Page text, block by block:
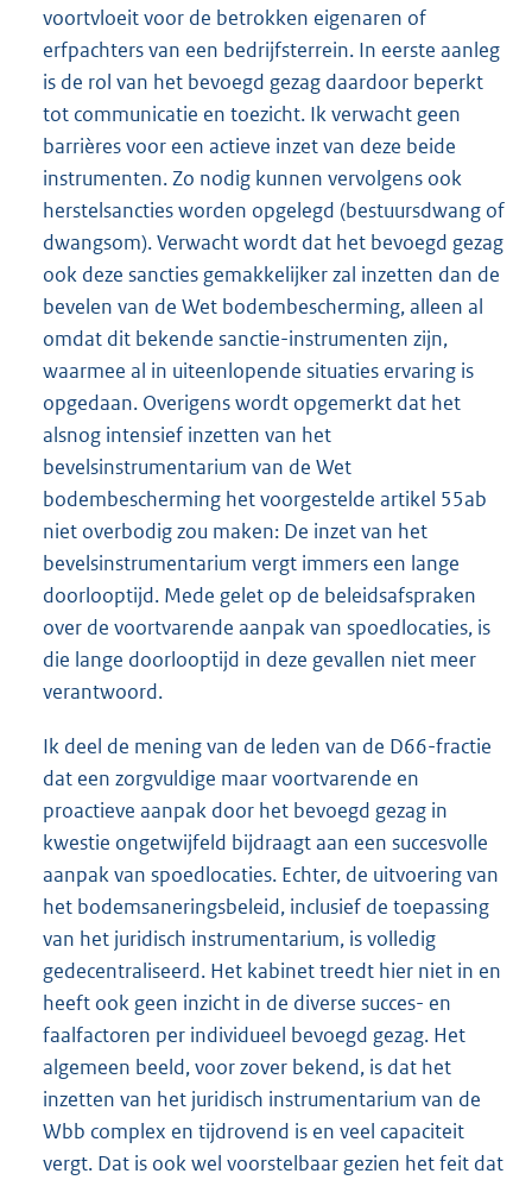
voortvloeit voor de betrokken eigenaren of
erfpachters van een bedrijfsterrein. In eerste aanleg
is de rol van het bevoegd gezag daardoor beperkt
tot communicatie en toezicht. Ik verwacht geen
barrières voor een actieve inzet van deze beide
instrumenten. Zo nodig kunnen vervolgens ook
herstelsancties worden opgelegd (bestuursdwang of
dwangsom). Verwacht wordt dat het bevoegd gezag
ook deze sancties gemakkelijker zal inzetten dan de
bevelen van de Wet bodembescherming, alleen al
omdat dit bekende sanctie-instrumenten zijn,
waarmee al in uiteenlopende situaties ervaring is
opgedaan. Overigens wordt opgemerkt dat het
alsnog intensief inzetten van het
bevelsinstrumentarium van de Wet
bodembescherming het voorgestelde artikel 55ab
niet overbodig zou maken: De inzet van het
bevelsinstrumentarium vergt immers een lange
doorlooptijd. Mede gelet op de beleidsafspraken
over de voortvarende aanpak van spoedlocaties, is
die lange doorlooptijd in deze gevallen niet meer
verantwoord.
Ik deel de mening van de leden van de D66-fractie
dat een zorgvuldige maar voortvarende en
proactieve aanpak door het bevoegd gezag in
kwestie ongetwijfeld bijdraagt aan een succesvolle
aanpak van spoedlocaties. Echter, de uitvoering van
het bodemsaneringsbeleid, inclusief de toepassing
van het juridisch instrumentarium, is volledig
gedecentraliseerd. Het kabinet treedt hier niet in en
heeft ook geen inzicht in de diverse succes- en
faalfactoren per individueel bevoegd gezag. Het
algemeen beeld, voor zover bekend, is dat het
inzetten van het juridisch instrumentarium van de
Wbb complex en tijdrovend is en veel capaciteit
vergt. Dat is ook wel voorstelbaar gezien het feit dat